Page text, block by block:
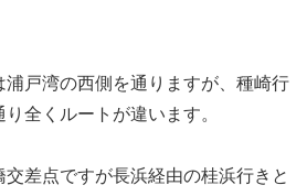
戸湾の西側を通りますが、種崎行
全くルートが違います。
差点ですが長浜経由の桂浜行きと